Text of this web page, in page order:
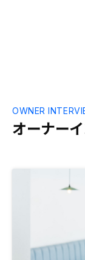
オーナー
OWNER